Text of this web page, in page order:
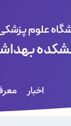
علوم
اخبار